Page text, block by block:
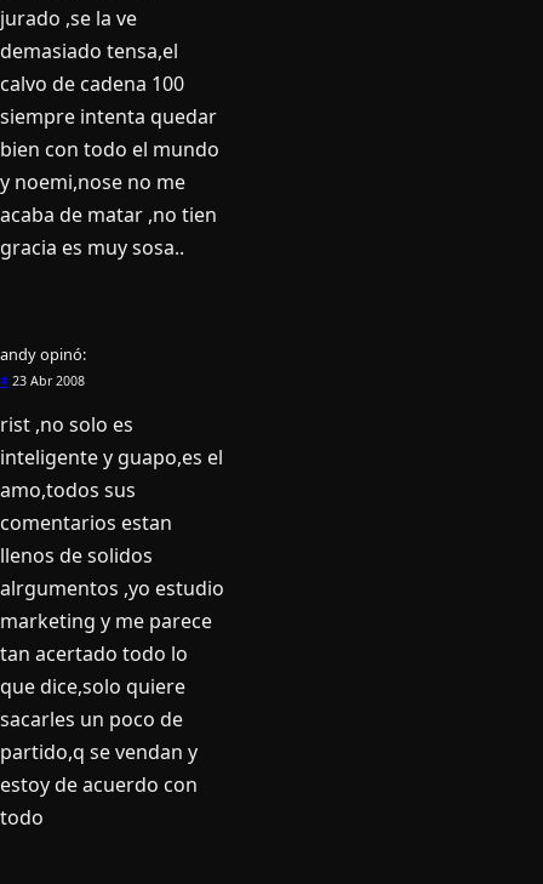
jurado ,se la ve
demasiado tensa,el
calvo de cadena 100
siempre intenta quedar
bien con todo el mundo
y noemi,nose no me
acaba de matar ,no tien
gracia es muy sosa..
andyopinó:
# 23 Abr 2008
rist ,no solo es
inteligente y guapo,es el
amo,todos sus
comentarios estan
llenos de solidos
alrgumentos ,yo estudio
marketing y me parece
tan acertado todo lo
que dice,solo quiere
sacarles un poco de
partido,q se vendan y
estoy de acuerdo con
todo